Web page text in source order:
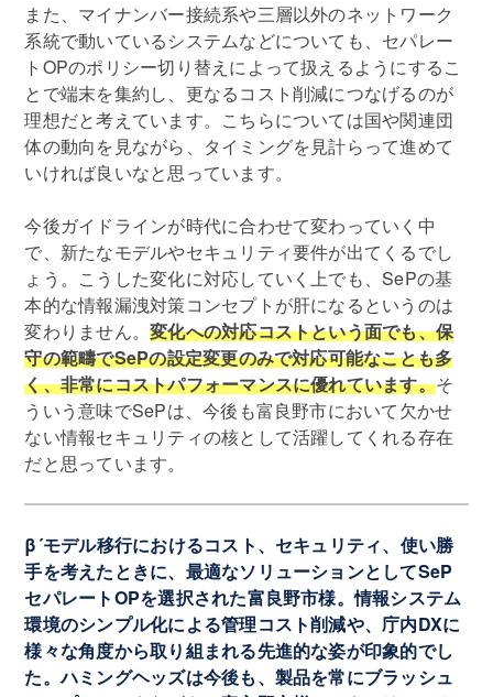
また、マイナンバー接続系や三層以外のネットワーク
系統で動いているシステムなどについても、セパレー
トOPのポリシー切り替えによって扱えるようにするこ
とで端末を集約し、更なるコスト削減につなげるのが
理想だと考えています。こちらについては国や関連団
体の動向を見ながら、タイミングを見計らって進めて
いければ良いなと思っています。
今後ガイドラインが時代に合わせて変わっていく中
で、新たなモデルやセキュリティ要件が出てくるでし
ょう。こうした変化に対応していく上でも、SePの基
本的な情報漏洩対策コンセプトが肝になるというのは
変わりません。変化への対応コストという面でも、保
守の範疇でSePの設定変更のみで対応可能なことも多
く、非常にコストパフォーマンスに優れています。そ
ういう意味でSePは、今後も富良野市において欠かせ
ない情報セキュリティの核として活躍してくれる存在
だと思っています。
β´モデル移行におけるコスト、セキュリティ、使い勝
手を考えたときに、最適なソリューションとしてSeP
セパレートOPを選択された富良野市様。情報システム
環境のシンプル化による管理コスト削減や、庁内DXに
様々な角度から取り組まれる先進的な姿が印象的でし
た。ハミングヘッズは今後も、製品を常にブラッシュ